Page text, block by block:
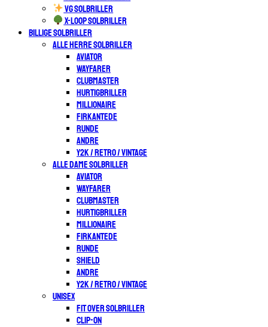
VG SOLBRILLER
X-LOOP SOLBRILLER
BILLIGE SOLBRILLER
ALLE HERRE SOLBRILLER
AVIATOR
WAYFARER
CLUBMASTER
HURTIGBRILLER
MILLIONAIRE
FIRKANTEDE
RUNDE
ANDRE
Y2K / RETRO / VINTAGE
ALLE DAME SOLBRILLER
AVIATOR
WAYFARER
CLUBMASTER
HURTIGBRILLER
MILLIONAIRE
FIRKANTEDE
RUNDE
SHIELD
ANDRE
Y2K / RETRO / VINTAGE
UNISEX
FIT OVER SOLBRILLER
CLIP-ON